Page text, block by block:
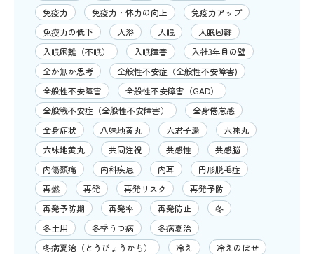
免疫力
免疫力・体力の向上
免疫力アップ
免疫力の低下
入浴 入眠
入眠困難
入眠困難（不眠）
入眠障害
入社3年目の壁
全か無か思考
全般性不安症（全般性不安障害)
全般性不安障害
全般性不安障害（GAD）
全般戦不安症（全般性不安障害）
全身倦怠感
全身症状
八味地黄丸 六君子湯
六味丸
六味地黄丸
共同注視 共感性
共感脳
内傷頭痛
内科疾患 内耳
円形脱毛症
再燃
再発 再発リスク
再発予防
再発予防期
再発率 再発防止
冬
冬土用
冬季うつ病
冬病夏治
冬病夏治（とうびょうかち）
冷え
冷えのぼせ